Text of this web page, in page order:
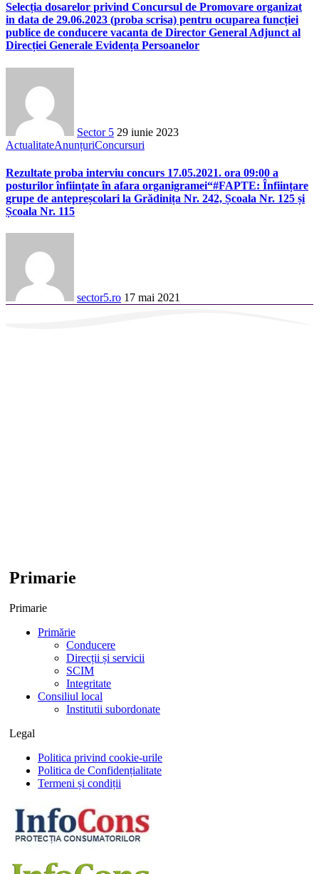
Selecția dosarelor privind Concursul de Promovare organizat
in data de 29.06.2023 (proba scrisa) pentru ocuparea funcției
publice de conducere vacanta de Director General Adjunct al
Direcției Generale Evidența Persoanelor
Sector 5 29 iunie 2023
ActualitateAnunțuriConcursuri
Rezultate proba interviu concurs 17.05.2021. ora 09:00 a
posturilor înființate în afara organigramei“#FAPTE: Înființare
grupe de antepreșcolari la Grădinița Nr. 242, Școala Nr. 125 și
Școala Nr. 115
sector5.ro 17 mai 2021
Primarie
Primarie
Primărie
Conducere
Direcții și servicii
SCIM
Integritate
Consiliul local
Institutii subordonate
Legal
Politica privind cookie-urile
Politica de Confidențialitate
Termeni și condiții